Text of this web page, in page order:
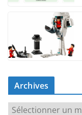
Archives